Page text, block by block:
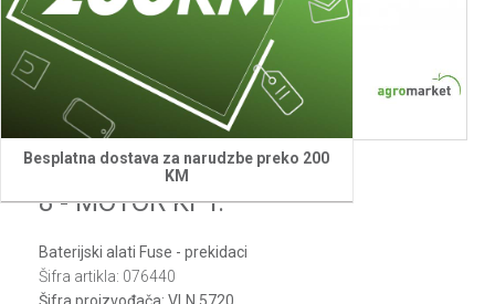
Besplatna dostava za narudzbe preko 200
KM
Villager
8 - MOTOR KPT.
Baterijski alati Fuse - prekidaci
Šifra artikla: 076440